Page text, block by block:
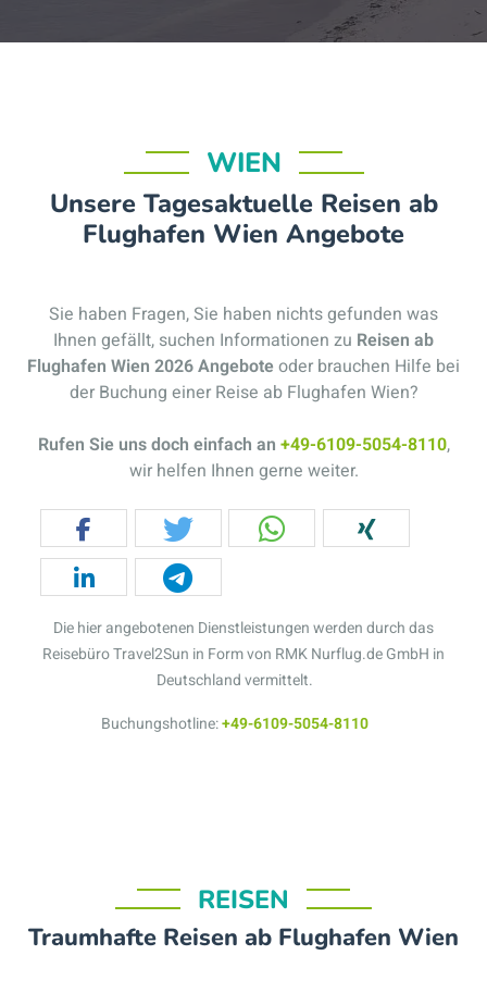
WIEN
Unsere Tagesaktuelle Reisen ab
Flughafen Wien Angebote
Sie haben Fragen, Sie haben nichts gefunden was
Ihnen gefällt, suchen Informationen zu Reisen ab
Flughafen Wien 2026 Angebote oder brauchen Hilfe bei
der Buchung einer Reise ab Flughafen Wien?
Rufen Sie uns doch einfach an +49-6109-5054-8110,
wir helfen Ihnen gerne weiter.
Die hier angebotenen Dienstleistungen werden durch das
Reisebüro Travel2Sun in Form von RMK Nurflug.de GmbH in
Deutschland vermittelt.
Buchungshotline:+49-6109-5054-8110
REISEN
Traumhafte Reisen ab Flughafen Wien